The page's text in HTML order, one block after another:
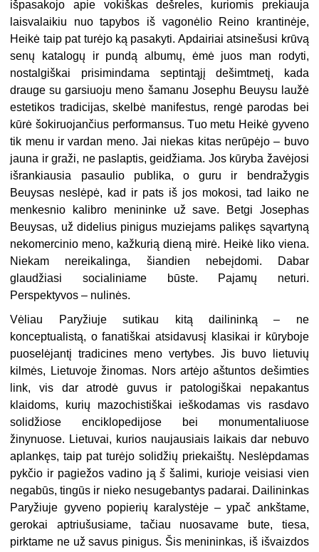
išpasakojo apie vokiškas dešreles, kuriomis prekiauja
laisvalaikiu nuo tapybos iš vagonėlio Reino krantinėje,
Heikė taip pat turėjo ką pasakyti. Apdairiai atsinešusi krūvą
senų katalogų ir pundą albumų, ėmė juos man rodyti,
nostalgiškai prisimindama septintąjį dešimtmetį, kada
drauge su garsiuoju meno šamanu Josephu Beuysu laužė
estetikos tradicijas, skelbė manifestus, rengė parodas bei
kūrė šokiruojančius performansus. Tuo metu Heikė gyveno
tik menu ir vardan meno. Jai niekas kitas nerūpėjo – buvo
jauna ir graži, ne paslaptis, geidžiama. Jos kūryba žavėjosi
išrankiausia pasaulio publika, o guru ir bendražygis
Beuysas neslėpė, kad ir pats iš jos mokosi, tad laiko ne
menkesnio kalibro menininke už save. Betgi Josephas
Beuysas, už didelius pinigus muziejams palikęs sąvartyną
nekomercinio meno, kažkurią dieną mirė. Heikė liko viena.
Niekam nereikalinga, šiandien nebeįdomi. Dabar
glaudžiasi socialiniame būste. Pajamų neturi.
Perspektyvos – nulinės.
Vėliau Paryžiuje sutikau kitą dailininką – ne
konceptualistą, o fanatiškai atsidavusį klasikai ir kūryboje
puoselėjantį tradicines meno vertybes. Jis buvo lietuvių
kilmės, Lietuvoje žinomas. Nors artėjo aštuntos dešimties
link, vis dar atrodė guvus ir patologiškai nepakantus
klaidoms, kurių mazochistiškai ieškodamas vis rasdavo
solidžiose enciklopedijose bei monumentaliuose
žinynuose. Lietuvai, kurios naujausiais laikais dar nebuvo
aplankęs, taip pat turėjo solidžių priekaištų. Neslėpdamas
pykčio ir pagiežos vadino jąš šalimi, kurioje veisiasi vien
negabūs, tingūs ir nieko nesugebantys padarai. Dailininkas
Paryžiuje gyveno popierių karalystėje – ypač ankštame,
gerokai aptriušusiame, tačiau nuosavame bute, tiesa,
pirktame ne už savus pinigus. Šis menininkas, iš išvaizdos